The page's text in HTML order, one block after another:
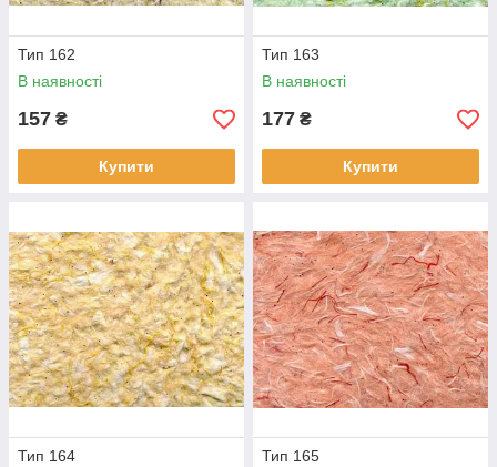
Тип 162
В наявності
157 ₴
Купити
Тип 163
В наявності
177 ₴
Купити
Тип 164
Тип 165